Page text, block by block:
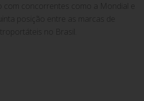
com concorrentes como a Mondial e
posição entre as marcas de
no Brasil.